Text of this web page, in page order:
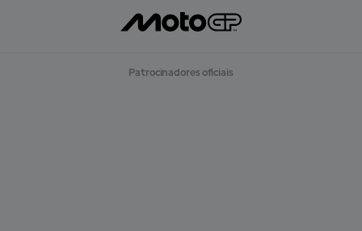
Patrocinadores oficiais